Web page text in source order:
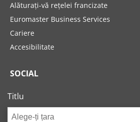
Alăturați-vă rețelei francizate
Euromaster Business Services
Cariere
Accesibilitate
SOCIAL
Titlu
Alege-ți țara